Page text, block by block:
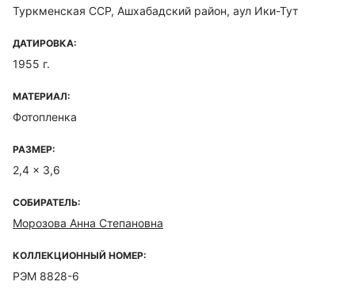
Туркменская ССР, Ашхабадский район, аул Ики-Тут
ДАТИРОВКА:
1955 г.
МАТЕРИАЛ:
Фотопленка
РАЗМЕР:
2,4 x 3,6
СОБИРАТЕЛЬ:
Морозова Анна Степановна
КОЛЛЕКЦИОННЫЙ НОМЕР:
РЭМ 8828-6